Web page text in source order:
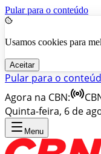
Pular para o conteúdo
Usamos cookies para
Aceitar
Pular para o
Agora na CBN:
Quinta-feira, 6 de
Menu